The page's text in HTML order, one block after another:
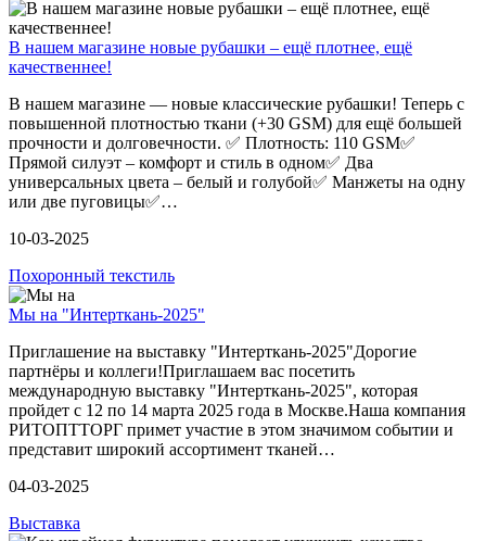
В нашем магазине новые рубашки – ещё плотнее, ещё
качественнее!
В нашем магазине — новые классические рубашки! Теперь с
повышенной плотностью ткани (+30 GSM) для ещё большей
прочности и долговечности. ✅ Плотность: 110 GSM✅
Прямой силуэт – комфорт и стиль в одном✅ Два
универсальных цвета – белый и голубой✅ Манжеты на одну
или две пуговицы✅…
10-03-2025
Похоронный текстиль
Мы на "Интерткань-2025"
Приглашение на выставку "Интерткань-2025"Дорогие
партнёры и коллеги!Приглашаем вас посетить
международную выставку "Интерткань-2025", которая
пройдет с 12 по 14 марта 2025 года в Москве.Наша компания
РИТОПТТОРГ примет участие в этом значимом событии и
представит широкий ассортимент тканей…
04-03-2025
Выставка